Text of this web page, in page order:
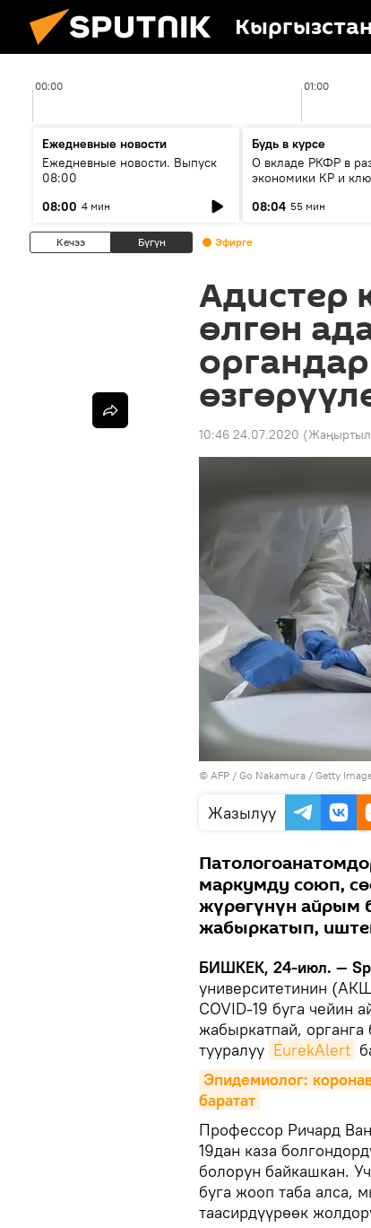
Кыргызстан
00:00 01:00
Ежедневные новости
Ежедневные новости. Выпуск
08:00
08:00 4 мин
Будь в курсе
О вкладе РКФР в
экономики КР и
08:04 55 мин
Кечээ Бүгүн Эфирге
Адистер
өлгөн
10:46 24.07.2020
© AFP / Go Nakamura / Getty
Жазылуу
маркумду союп,
жүрөгүнүн айрым
жабыркатып,
БИШКЕК, 24-июл. —
университетинин
COVID-19 буга чейин
жабыркатпай,
тууралуу EurekAlert
Эпидемиолог:
баратат
Профессор Ричард
19дан каза
болорун байкашкан.
буга жооп таба алса,
таасирдүүрөөк